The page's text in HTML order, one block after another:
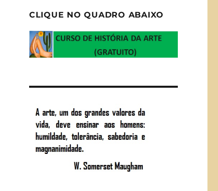
CLIQUE NO QUADRO ABAIXO